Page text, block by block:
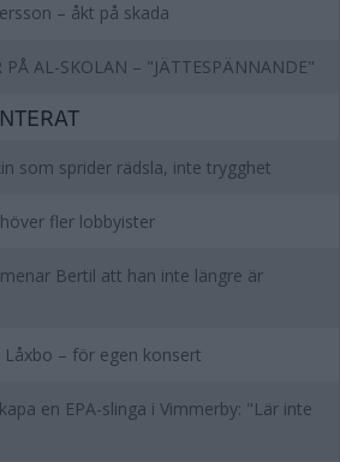
– åkt på skada
PÅ AL-SKOLAN – "JÄTTESPÄNNANDE"
som sprider rädsla, inte trygghet
fler lobbyister
Bertil att han inte längre är
– för egen konsert
en EPA-slinga i Vimmerby: "Lär inte